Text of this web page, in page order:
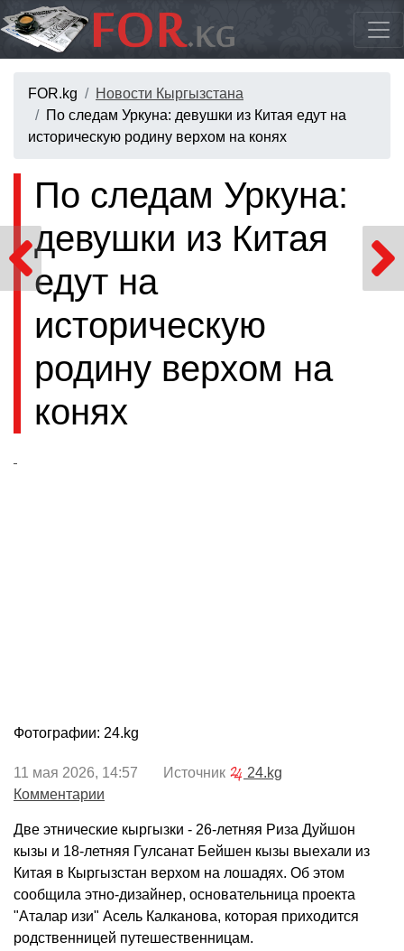
FOR.kg
Новости Кыргызстана
По следам Уркуна: девушки из Китая едут на
историческую родину верхом на конях
По следам Уркуна:
девушки из Китая
едут на
историческую
родину верхом на
конях
Фотографии: 24.kg
11 мая 2026, 14:57 Источник
24.kg
Комментарии
Две этнические кыргызки - 26-летняя Риза Дуйшон
кызы и 18-летняя Гулсанат Бейшен кызы выехали из
Китая в Кыргызстан верхом на лошадях. Об этом
сообщила этно-дизайнер, основательница проекта
"Аталар изи" Асель Калканова, которая приходится
родственницей путешественницам.